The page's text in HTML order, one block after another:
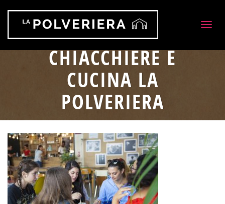
CHIACCHIERE E
CUCINA LA
POLVERIERA